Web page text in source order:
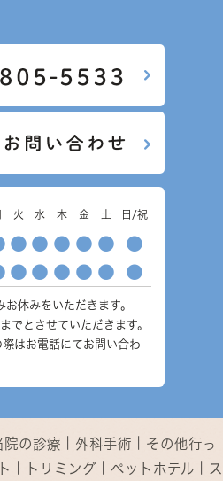
火 水 木 金 土 日/祝
● ● ● ● ● ●
● ● ● ● ● ●
お休みをいただきます。
でとさせていただきます。
はお電話にてお問い合わ
院の診療 外科手術
その他行っ
トリミング｜ ペットホテル ス